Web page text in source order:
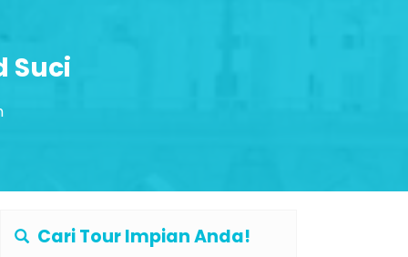
Suci
Cari Tour Impian Anda!